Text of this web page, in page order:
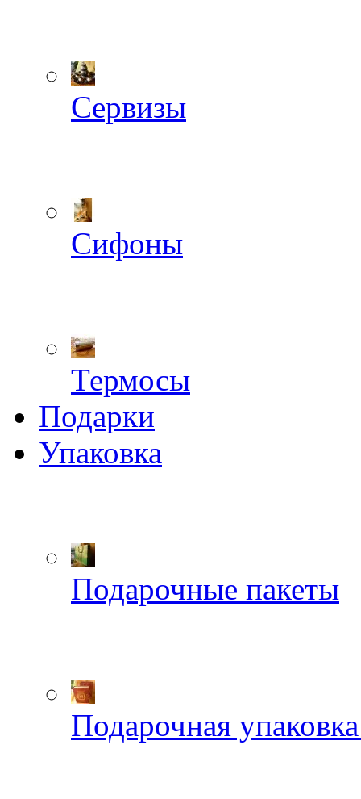
Сервизы
Сифоны
Термосы
Подарки
Упаковка
Подарочные пакеты
Подарочная